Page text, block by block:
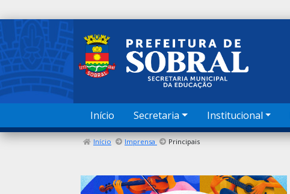
Início Secretaria Institucional
Início Imprensa Principais